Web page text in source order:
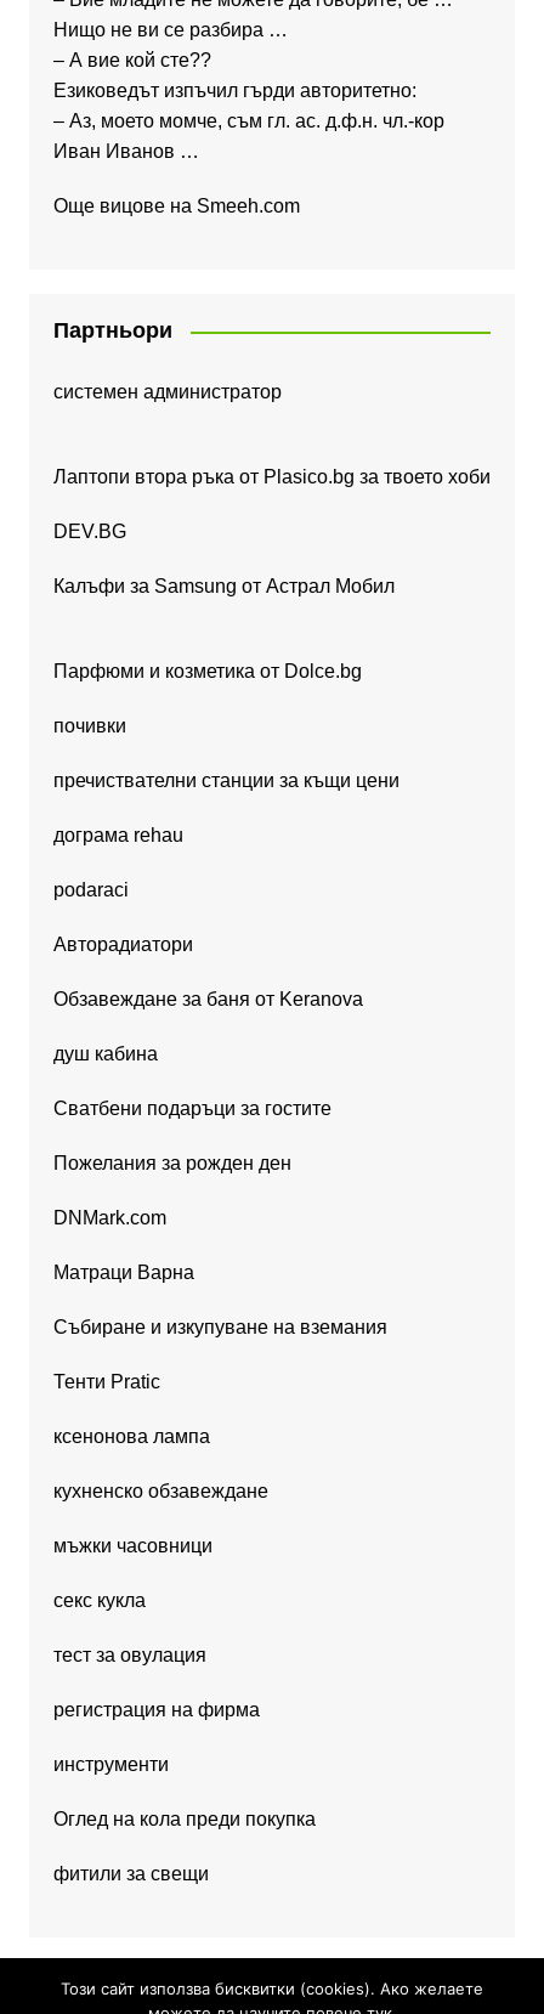
Нищо не ви се разбира …
– А вие кой сте??
Езиковедът изпъчил гърди авторитетно:
– Аз, моето момче, съм гл. ас. д.ф.н. чл.-кор
Иван Иванов …
Още вицове на Smeeh.com
Партньори
системен администратор
Лаптопи втора ръка от Plasico.bg за твоето хоби
DEV.BG
Калъфи за Samsung от Астрал Мобил
Парфюми и козметика от Dolce.bg
почивки
пречиствателни станции за къщи цени
дограма rehau
podaraci
Авторадиатори
Обзавеждане за баня от Keranova
душ кабина
Сватбени подаръци за гостите
Пожелания за рожден ден
DNMark.com
Матраци Варна
Събиране и изкупуване на вземания
Тенти Pratic
ксенонова лампа
кухненско обзавеждане
мъжки часовници
секс кукла
тест за овулация
регистрация на фирма
инструменти
Оглед на кола преди покупка
фитили за свещи
Този сайт използва бисквитки (cookies). Ако желаете